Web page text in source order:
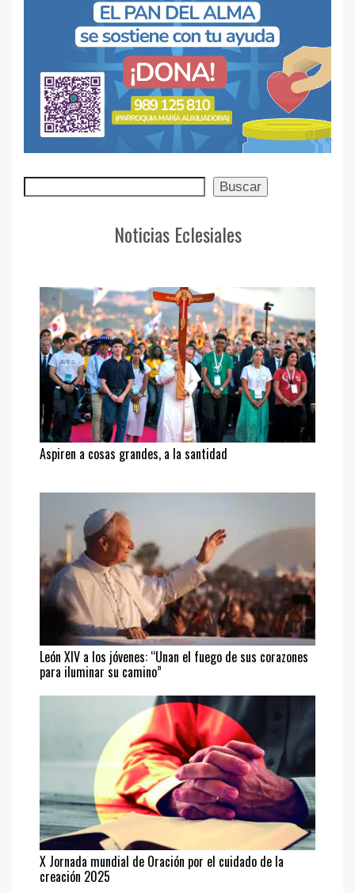
Buscar Buscar
Noticias Eclesiales
Aspiren a cosas grandes, a la santidad
León XIV a los jóvenes: “Unan el fuego de sus corazones
para iluminar su camino”
X Jornada mundial de Oración por el cuidado de la
creación 2025